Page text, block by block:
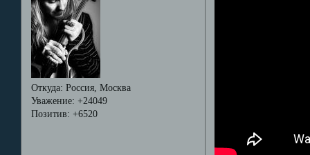
Откуда: Россия, Москва
Уважение: +24049
Позитив: +6520